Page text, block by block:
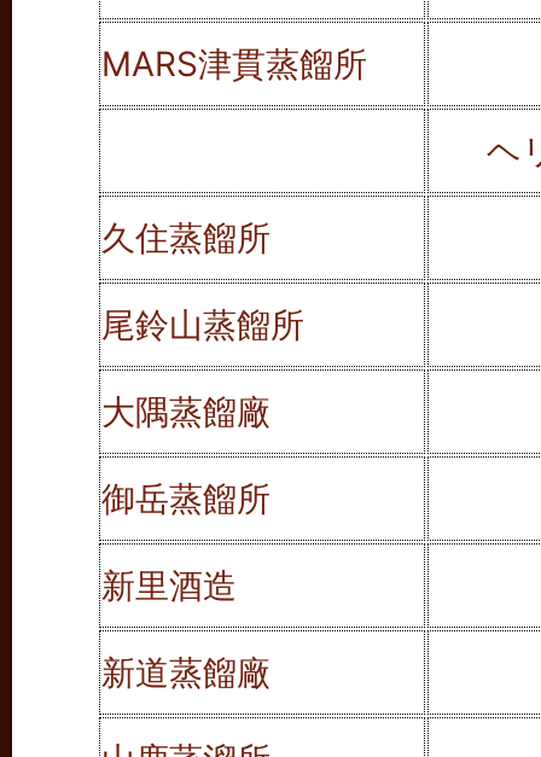
MARS津貫蒸餾所
ヘ
久住蒸餾所
尾鈴山蒸餾所
大隅蒸餾廠
御岳蒸餾所
新里酒造
新道蒸餾廠